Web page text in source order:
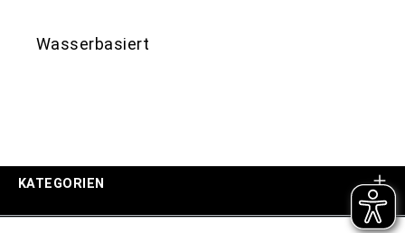
Wasserbasiert
KATEGORIEN